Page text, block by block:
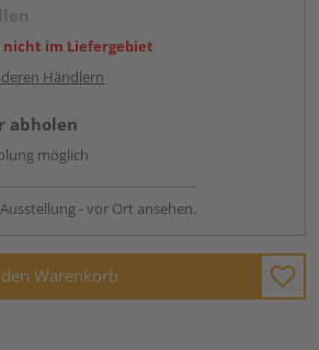
im Liefergebiet
Händlern
abholen
möglich
- vor Ort ansehen.
Warenkorb